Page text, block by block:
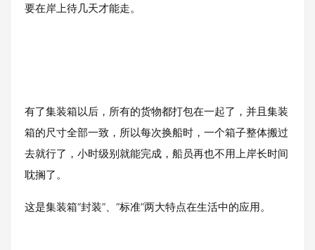
要在岸上待几天才能走。
有了集装箱以后，所有的货物都打包在一起了，并且集装
箱的尺寸全部一致，所以每次换船时，一个箱子整体搬过
去就行了，小时级别就能完成，船员再也不用上岸长时间
耽搁了。
这是集装箱“封装”、“标准”两大特点在生活中的应用。